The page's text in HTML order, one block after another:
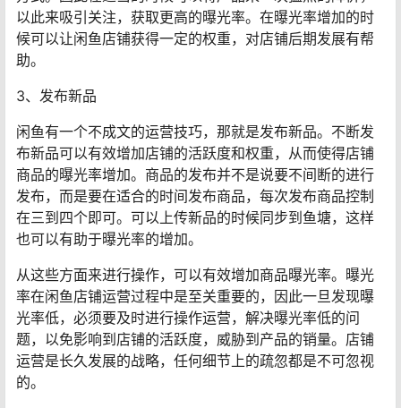
以此来吸引关注，获取更高的曝光率。在曝光率增加的时
候可以让闲鱼店铺获得一定的权重，对店铺后期发展有帮
助。
3、发布新品
闲鱼有一个不成文的运营技巧，那就是发布新品。不断发
布新品可以有效增加店铺的活跃度和权重，从而使得店铺
商品的曝光率增加。商品的发布并不是说要不间断的进行
发布，而是要在适合的时间发布商品，每次发布商品控制
在三到四个即可。可以上传新品的时候同步到鱼塘，这样
也可以有助于曝光率的增加。
从这些方面来进行操作，可以有效增加商品曝光率。曝光
率在闲鱼店铺运营过程中是至关重要的，因此一旦发现曝
光率低，必须要及时进行操作运营，解决曝光率低的问
题，以免影响到店铺的活跃度，威胁到产品的销量。店铺
运营是长久发展的战略，任何细节上的疏忽都是不可忽视
的。